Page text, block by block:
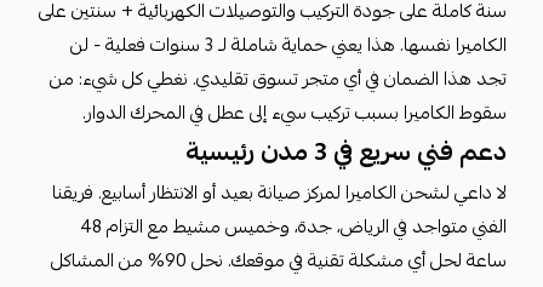
سنة كاملة على جودة التركيب والتوصيلات الكهربائية + سنتين على
الكاميرا نفسها. هذا يعني حماية شاملة لـ 3 سنوات فعلية - لن
تجد هذا الضمان في أي متجر تسوق تقليدي. نغطي كل شيء: من
سقوط الكاميرا بسبب تركيب سيء إلى عطل في المحرك الدوار.
دعم فني سريع في 3 مدن رئيسية
لا داعي لشحن الكاميرا لمركز صيانة بعيد أو الانتظار أسابيع. فريقنا
الفني متواجد في الرياض، جدة، وخميس مشيط مع التزام 48
ساعة لحل أي مشكلة تقنية في موقعك. نحل 90% من المشاكل